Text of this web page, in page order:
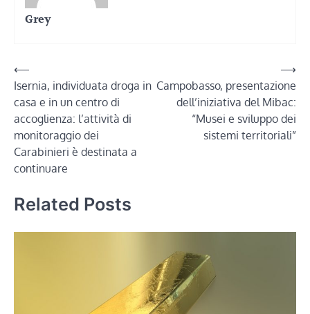
Grey
Navigazione
articoli
⟵
Isernia, individuata droga in
casa e in un centro di
accoglienza: l’attività di
monitoraggio dei
Carabinieri è destinata a
continuare
Campobasso, presentazione
dell’iniziativa del Mibac:
“Musei e sviluppo dei
sistemi territoriali”
⟶
Related Posts